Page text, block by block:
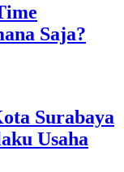
Saja?
Surabaya
Usaha